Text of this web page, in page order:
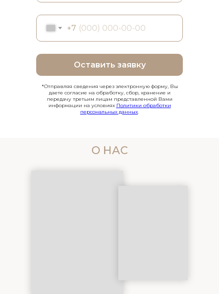
+7
Оставить заявку
*Отправляя сведения через электронную форму, Вы
даете согласие на обработку, сбор, хранение и
передачу третьим лицам представленной Вами
информации на условиях Политики обработки
персональных данных.
О НАС